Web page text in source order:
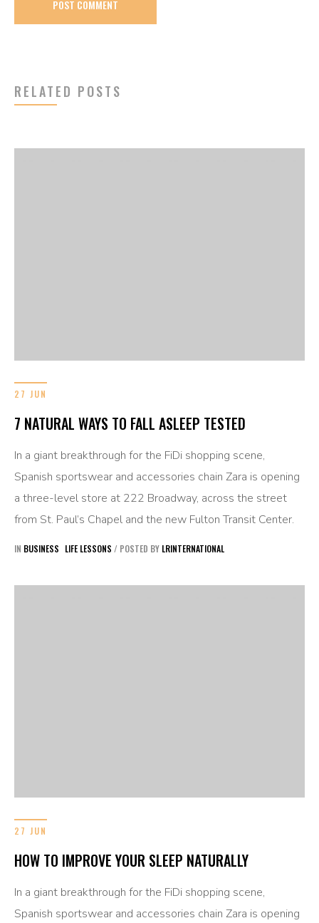
RELATED POSTS
27 JUN
7 NATURAL WAYS TO FALL ASLEEP TESTED
In a giant breakthrough for the FiDi shopping scene,
Spanish sportswear and accessories chain Zara is opening
a three-level store at 222 Broadway, across the street
from St. Paul’s Chapel and the new Fulton Transit Center.
IN BUSINESS LIFE LESSONS / POSTED BY LRINTERNATIONAL
27 JUN
HOW TO IMPROVE YOUR SLEEP NATURALLY
In a giant breakthrough for the FiDi shopping scene,
Spanish sportswear and accessories chain Zara is opening